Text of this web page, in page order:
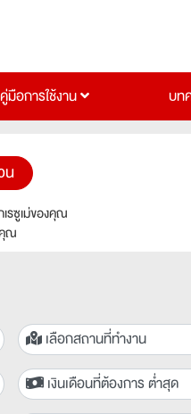
คู่มือการใช้งาน บท
น
รซูเม่ของคุณ
ณ
เลือกสถานที่ทำงาน
เงินเดือนที่ต้องการ ต่ำสุด